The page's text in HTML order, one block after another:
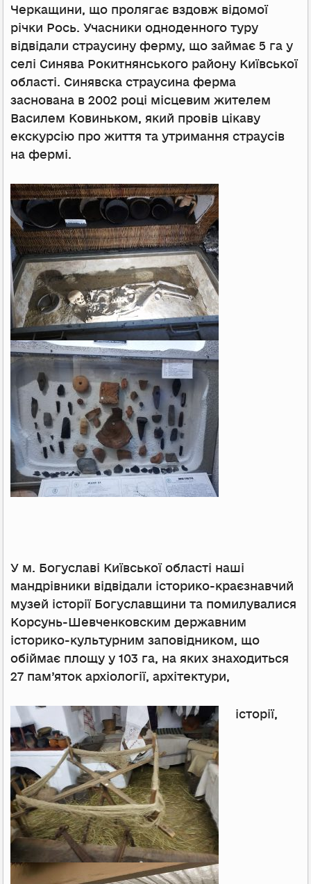
Черкащини, що пролягає вздовж відомої
річки Рось. Учасники одноденного туру
відвідали страусину ферму, що займає 5 га у
селі Синява Рокитнянського району Київської
області. Синявска страусина ферма
заснована в 2002 році місцевим жителем
Василем Ковиньком, який провів цікаву
екскурсію про життя та утримання страусів
на фермі.
У м. Богуславі Київської області наші
мандрівники відвідали історико-краєзнавчий
музей історії Богуславщини та помилувалися
Корсунь-Шевченковским державним
історико-культурним заповідником, що
обіймає площу у 103 га, на яких знаходиться
27 пам’яток архіології, архітектури,
історії,